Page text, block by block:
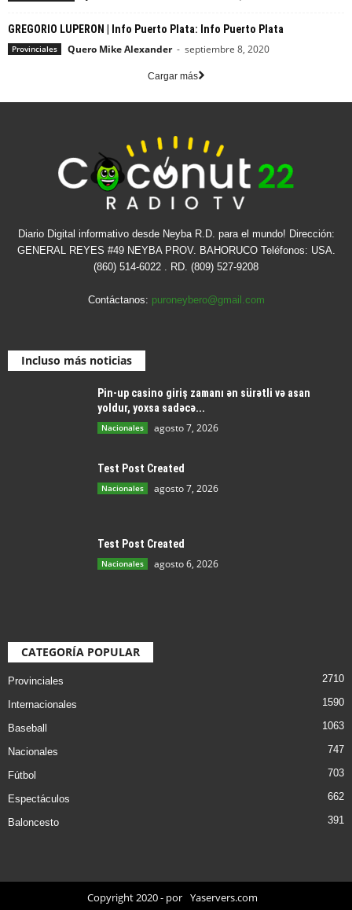
GREGORIO LUPERON | Info Puerto Plata: Info Puerto Plata
Provinciales Quero Mike Alexander - septiembre 8, 2020
Cargar más
Diario Digital informativo desde Neyba R.D. para el mundo! Dirección:
GENERAL REYES #49 NEYBA PROV. BAHORUCO Teléfonos: USA.
(860) 514-6022 . RD. (809) 527-9208
Contáctanos: puroneybero@gmail.com
Incluso más noticias
Pin-up casino giriş zamanı ən sürətli və asan
yoldur, yoxsa sadəcə...
Nacionales agosto 7, 2026
Test Post Created
Nacionales agosto 7, 2026
Test Post Created
Nacionales agosto 6, 2026
CATEGORÍA POPULAR
Provinciales 2710
Internacionales 1590
Baseball 1063
Nacionales 747
Fútbol 703
Espectáculos 662
Baloncesto 391
Copyright 2020 - por Yaservers.com